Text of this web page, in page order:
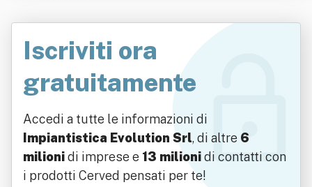
Iscriviti ora
gratuitamente
Accedi a tutte le informazioni di
Impiantistica Evolution Srl, di altre 6
milionidi imprese e 13 milionidi contatti con
i prodotti Cerved pensati per te!